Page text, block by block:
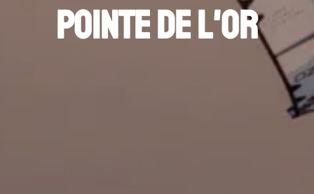
Pointe de L'Or